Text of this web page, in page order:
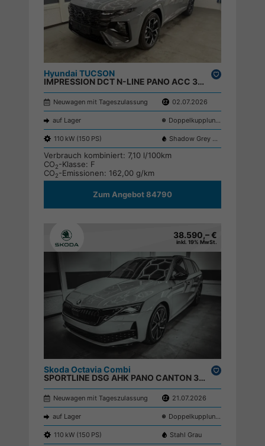
Hyundai TUCSON
IMPRESSION DCT N-LINE PANO ACC 360 KRELL NAVI SHZ ;
Neuwagen mit Tageszulassung 02.07.2026
auf Lager Doppelkupplungsgetriebe (DSG)
110 kW (150 PS) Shadow Grey TKG
Verbrauch kombiniert: 7,10 l/100km
CO2-Klasse: F
CO2-Emissionen: 162,00 g/km
Zum Angebot 84790
38.590,– €
inkl. 19% MwSt.
Skoda Octavia Combi
SPORTLINE DSG AHK PANO CANTON 360 SHZ KEYLESS ACC ;
Neuwagen mit Tageszulassung 21.07.2026
auf Lager Doppelkupplungsgetriebe (DSG)
110 kW (150 PS) Stahl Grau